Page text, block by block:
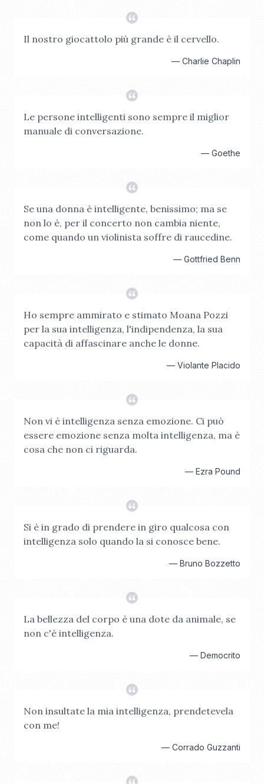
Il nostro giocattolo più grande è il cervello.
— Charlie Chaplin
Le persone intelligenti sono sempre il miglior
manuale di conversazione.
— Goethe
Se una donna è intelligente, benissimo; ma se
non lo è, per il concerto non cambia niente,
come quando un violinista soffre di raucedine.
— Gottfried Benn
Ho sempre ammirato e stimato Moana Pozzi
per la sua intelligenza, l'indipendenza, la sua
capacità di affascinare anche le donne.
— Violante Placido
Non vi è intelligenza senza emozione. Ci può
essere emozione senza molta intelligenza, ma è
cosa che non ci riguarda.
— Ezra Pound
Si è in grado di prendere in giro qualcosa con
intelligenza solo quando la si conosce bene.
— Bruno Bozzetto
La bellezza del corpo è una dote da animale, se
non c'è intelligenza.
— Democrito
Non insultate la mia intelligenza, prendetevela
con me!
— Corrado Guzzanti